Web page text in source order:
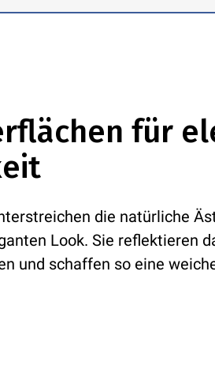
sich besonders gut für
wie Waschbecken und
für
die natürliche
Look. Sie reflektieren
und schaffen so eine